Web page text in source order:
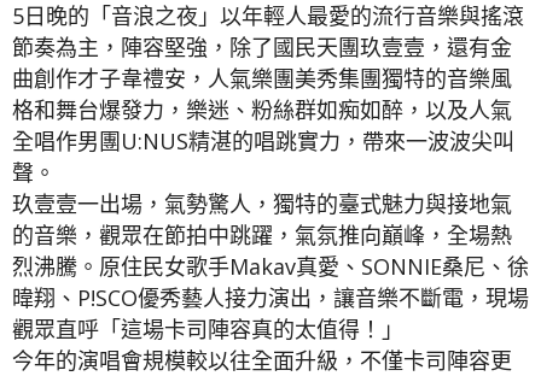
5日晚的「音浪之夜」以年輕人最愛的流行音樂與搖滾
節奏為主，陣容堅強，除了國民天團玖壹壹，還有金
曲創作才子韋禮安，人氣樂團美秀集團獨特的音樂風
格和舞台爆發力，樂迷、粉絲群如痴如醉，以及人氣
全唱作男團U:NUS精湛的唱跳實力，帶來一波波尖叫
聲。
玖壹壹一出場，氣勢驚人，獨特的臺式魅力與接地氣
的音樂，觀眾在節拍中跳躍，氣氛推向巔峰，全場熱
烈沸騰。原住民女歌手Makav真愛、SONNIE桑尼、徐
暐翔、P!SCO優秀藝人接力演出，讓音樂不斷電，現場
觀眾直呼「這場卡司陣容真的太值得！」
今年的演唱會規模較以往全面升級，不僅卡司陣容更